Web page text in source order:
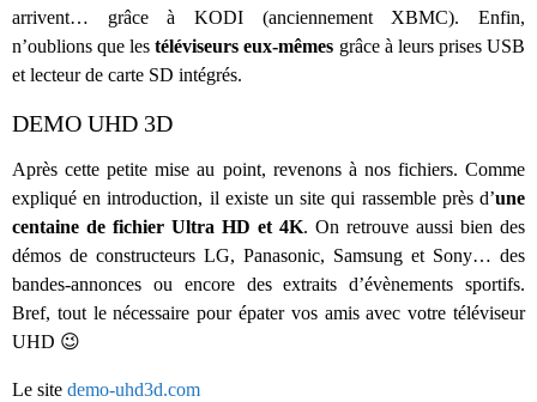
arrivent… grâce à KODI (anciennement XBMC). Enfin,
n’oublions que lestéléviseurs eux-mêmes grâce à leurs prises USB
et lecteur de carte SD intégrés.
DEMO UHD 3D
Après cette petite mise au point, revenons à nos fichiers. Comme
expliqué en introduction, il existe un site qui rassemble près d’une
centaine de fichier Ultra HD et 4K. On retrouve aussi bien des
démos de constructeurs LG, Panasonic, Samsung et Sony… des
bandes-annonces ou encore des extraits d’évènements sportifs.
Bref, tout le nécessaire pour épater vos amis avec votre téléviseur
UHD 😉
Le site demo-uhd3d.com